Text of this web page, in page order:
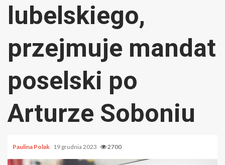
lubelskiego,
przejmuje mandat
poselski po
Arturze Soboniu
Paulina Polak 19 grudnia 2023 2700